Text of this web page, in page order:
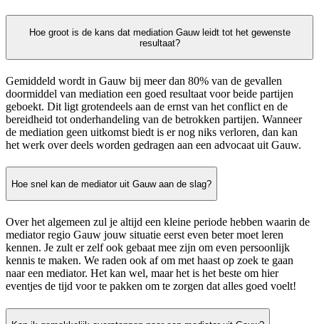
Hoe groot is de kans dat mediation Gauw leidt tot het gewenste
resultaat?
Gemiddeld wordt in Gauw bij meer dan 80% van de gevallen
doormiddel van mediation een goed resultaat voor beide partijen
geboekt. Dit ligt grotendeels aan de ernst van het conflict en de
bereidheid tot onderhandeling van de betrokken partijen. Wanneer
de mediation geen uitkomst biedt is er nog niks verloren, dan kan
het werk over deels worden gedragen aan een advocaat uit Gauw.
Hoe snel kan de mediator uit Gauw aan de slag?
Over het algemeen zul je altijd een kleine periode hebben waarin de
mediator regio Gauw jouw situatie eerst even beter moet leren
kennen. Je zult er zelf ook gebaat mee zijn om even persoonlijk
kennis te maken. We raden ook af om met haast op zoek te gaan
naar een mediator. Het kan wel, maar het is het beste om hier
eventjes de tijd voor te pakken om te zorgen dat alles goed voelt!